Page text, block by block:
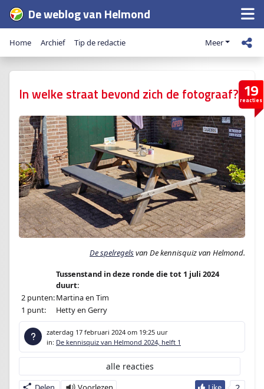
De weblog van Helmond
Home Archief Tip de redactie Meer
19
reacties
In welke straat bevond zich de fotograaf?
De spelregelsvan De kennisquiz van Helmond.­
Tussenstand in deze ronde die tot 1 juli 2024
duurt:
2 punten:Martina en Tim
1 punt:
Hetty en Gerry
zaterdag 17 februari 2024 om 19:25 uur
in: De kennisquiz van Helmond 2024, helft 1
alle reacties